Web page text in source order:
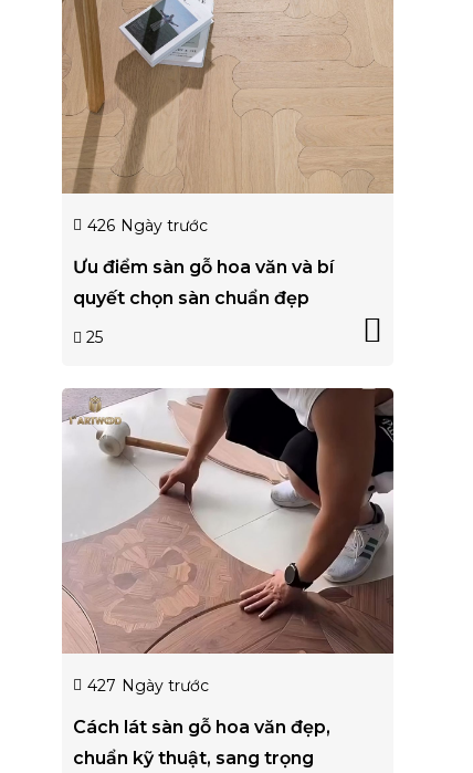
426 Ngày trước
Ưu điểm sàn gỗ hoa văn và bí
quyết chọn sàn chuẩn đẹp
25
427 Ngày trước
Cách lát sàn gỗ hoa văn đẹp,
chuẩn kỹ thuật, sang trọng